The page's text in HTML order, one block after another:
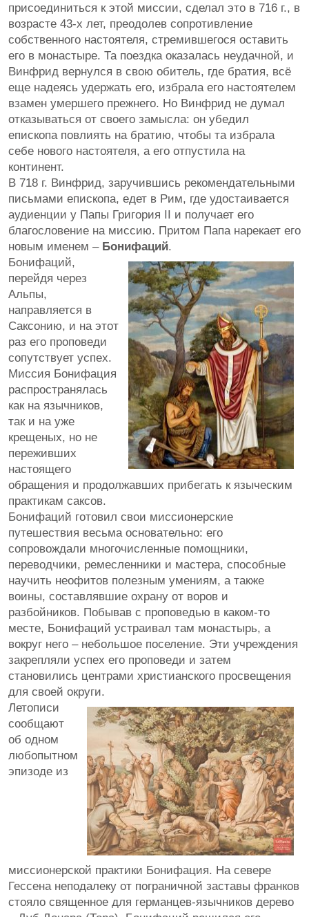
присоединиться к этой миссии, сделал это в 716 г., в
возрасте 43-х лет, преодолев сопротивление
собственного настоятеля, стремившегося оставить
его в монастыре. Та поездка оказалась неудачной, и
Винфрид вернулся в свою обитель, где братия, всё
еще надеясь удержать его, избрала его настоятелем
взамен умершего прежнего. Но Винфрид не думал
отказываться от своего замысла: он убедил
епископа повлиять на братию, чтобы та избрала
себе нового настоятеля, а его отпустила на
континент.
В 718 г. Винфрид, заручившись рекомендательными
письмами епископа, едет в Рим, где удостаивается
аудиенции у Папы Григория II и получает его
благословение на миссию. Притом Папа нарекает его
новым именем – Бонифаций.
Бонифаций,
перейдя через
Альпы,
направляется в
Саксонию, и на этот
раз его проповеди
сопутствует успех.
Миссия Бонифация
распространялась
как на язычников,
так и на уже
крещеных, но не
переживших
настоящего
обращения и продолжавших прибегать к языческим
практикам саксов.
Бонифаций готовил свои миссионерские
путешествия весьма основательно: его
сопровождали многочисленные помощники,
переводчики, ремесленники и мастера, способные
научить неофитов полезным умениям, а также
воины, составлявшие охрану от воров и
разбойников. Побывав с проповедью в каком-то
месте, Бонифаций устраивал там монастырь, а
вокруг него – небольшое поселение. Эти учреждения
закрепляли успех его проповеди и затем
становились центрами христианского просвещения
для своей округи.
Летописи
сообщают
об одном
любопытном
эпизоде из
миссионерской практики Бонифация. На севере
Гессена неподалеку от пограничной заставы франков
стояло священное для германцев-язычников дерево